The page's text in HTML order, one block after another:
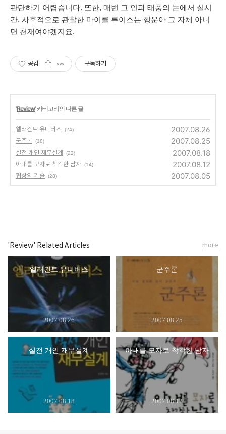
판단하기 어렵습니다. 또한, 매번 그 인과 태풍의 눈에서 실시
간, 사후적으로 관찰한 마이클 루이스는 행운아 그 자체 아니
면 천재여야겠지요.
공감 구독하기
'Review' 카테고리의 다른 글
엘러건트 유니버스 (24) 2007.08.26
군주론 (18) 2007.08.25
실전 개인 재무설계 (22) 2007.08.18
아내를 모자로 착각한 남자 (14) 2007.08.12
협상의 기술 (28) 2007.08.05
'Review' Related Articles
엘러건트 유니버스
2007.08.26
군주론
2007.08.25
실전 개인 재무설계
2007.08.18
아내를 모자로 착각한 남자
2007.08.12
more